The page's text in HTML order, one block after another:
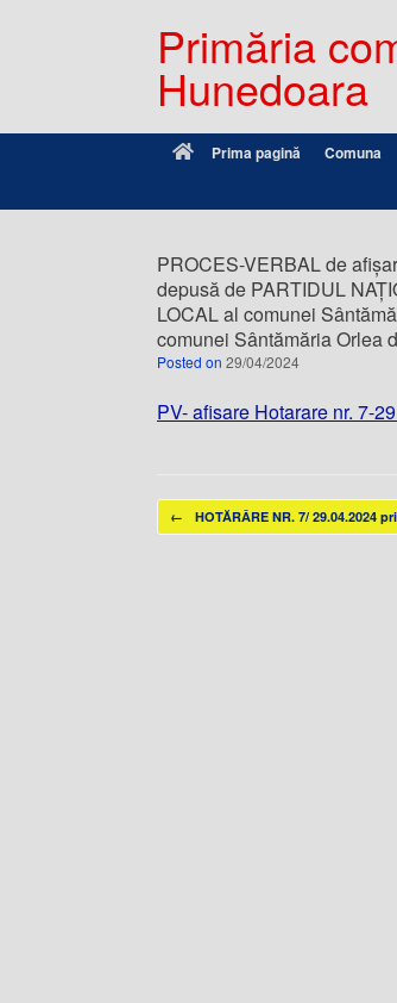
Primăria
Hunedoara
Prima pagină Comuna
PROCES-VERBAL de
depusă de PARTIDUL
LOCAL al comunei
comunei Sântămăria Orlea
Posted on 29/04/2024
PV- afisare Hotarare nr. 7-
Post navigation
← HOTĂRÂRE NR. 7/ 29.04.2024